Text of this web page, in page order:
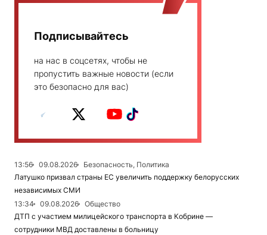
Подписывайтесь
на нас в соцсетях, чтобы не
пропустить важные новости (если
это безопасно для вас)
13:56 09.08.2026
Безопасность, Политика
Латушко призвал страны ЕС увеличить поддержку белорусских
независимых СМИ
13:34
09.08.2026
Общество
ДТП с участием милицейского транспорта в Кобрине —
сотрудники МВД доставлены в больницу